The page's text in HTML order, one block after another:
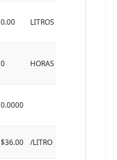
0.00 LITROS
0 HORAS
0.0000
$36.00 /LITRO